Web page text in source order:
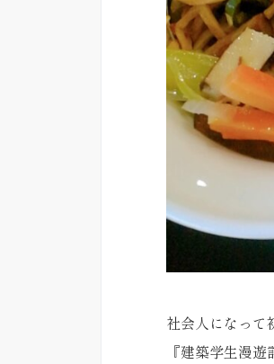
社会人になって
『建築学生漫